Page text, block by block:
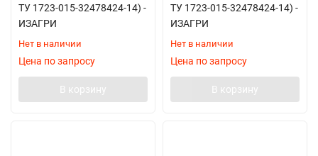
ТУ 1723-015-32478424-14) -
ИЗАГРИ
Нет в наличии
Цена по запросу
В корзину
ТУ 1723-015-32478424-14) -
ИЗАГРИ
Нет в наличии
Цена по запросу
В корзину